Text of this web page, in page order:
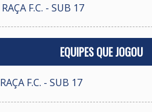
RAÇA F.C. - SUB 17
EQUIPES QUE JOGOU
RAÇA F.C. - SUB 17